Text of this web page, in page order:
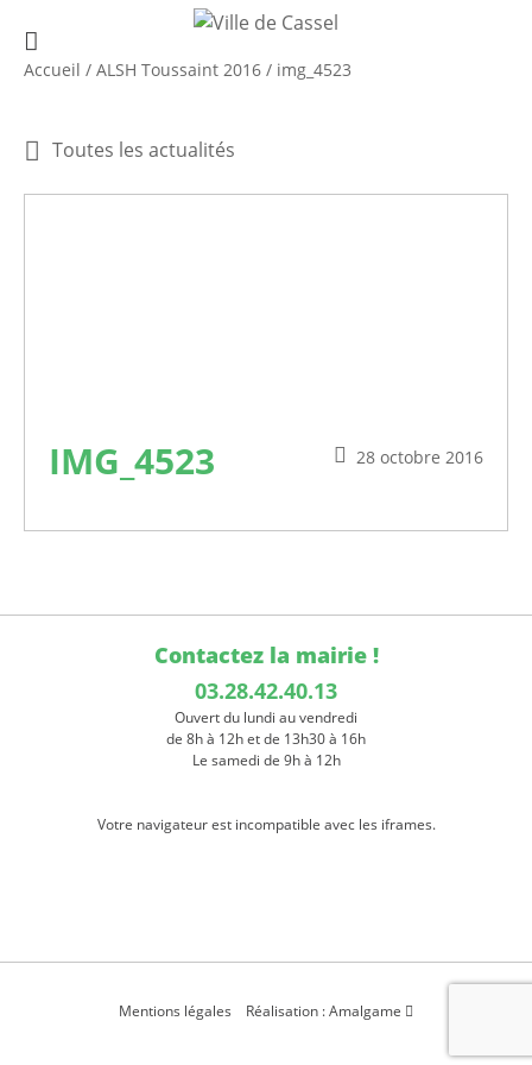
Accueil / ALSH Toussaint 2016 / img_4523
Toutes les actualités
28 octobre 2016
IMG_4523
Contactez la mairie !
03.28.42.40.13
Ouvert du lundi au vendredi
de 8h à 12h et de 13h30 à 16h
Le samedi de 9h à 12h
Votre navigateur est incompatible avec les iframes.
Mentions légales Réalisation : Amalgame